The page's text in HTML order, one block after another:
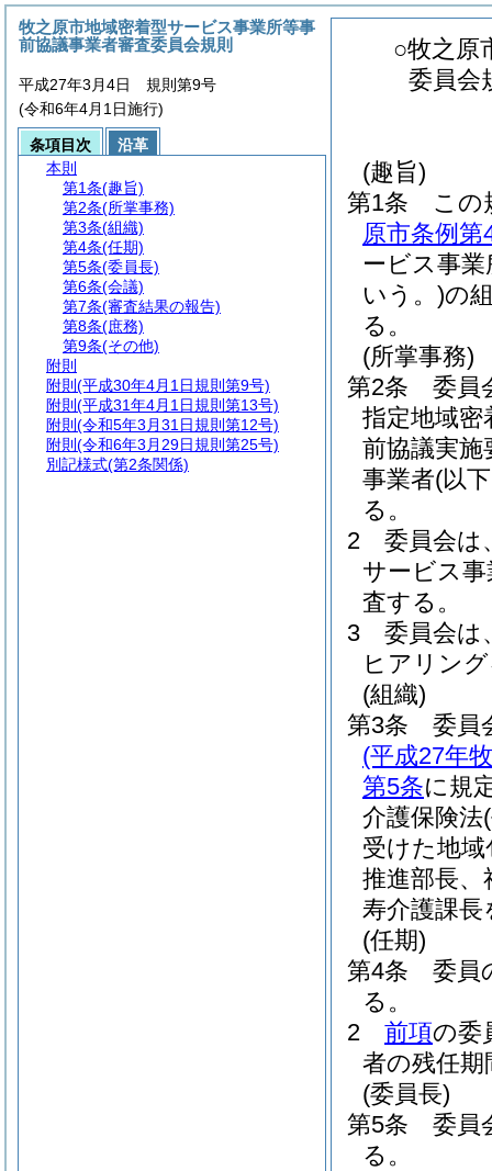
○牧之原
委員会
(趣旨)
第1条
この
原市条例第
ービス事
いう。)の
る。
(所掌事務)
第2条
委員
指定地域密
前協議実
事業者(以
る。
2
委員会は
サービス
査する。
3
委員会は
ヒアリン
(組織)
第3条
委員
(平成27年
第5条に規
介護保険法
受けた地
推進部長、
寿介護課
(任期)
第4条
委員
る。
2
前項の委
者の残任
(委員長)
第5条
委員
る。
牧之原市地域密着型サービス事業所等事
前協議事業者審査委員会規則
平成27年3月4日 規則第9号
(令和6年4月1日施行)
条項目次
沿革
本則
第1条(趣旨)
第2条(所掌事務)
第3条(組織)
第4条(任期)
第5条(委員長)
第6条(会議)
第7条(審査結果の報告)
第8条(庶務)
第9条(その他)
附則
附則 (平成30年4月1日規則第9号)
附則 (平成31年4月1日規則第13号)
附則 (令和5年3月31日規則第12号)
附則 (令和6年3月29日規則第25号)
別記様式(第2条関係)